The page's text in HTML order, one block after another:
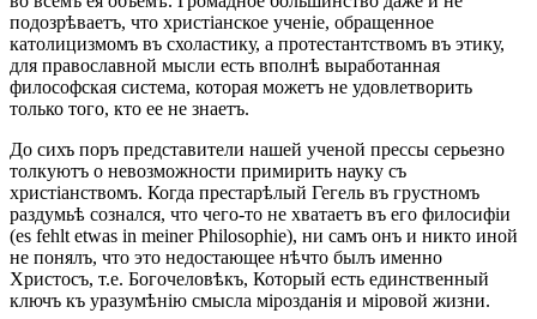
подозрѣваетъ, что христіанское ученіе, обращенное
католицизмомъ въ схоластику, а протестантствомъ въ этику,
для православной мысли есть вполнѣ выработанная
философская система, которая можетъ не удовлетворить
только того, кто ее не знаетъ.
До сихъ поръ представители нашей ученой прессы серьезно
толкуютъ о невозможности примирить науку съ
христіанствомъ. Когда престарѣлый Гегель въ грустномъ
раздумьѣ сознался, что чего-то не хватаетъ въ его филосифіи
(es fehlt etwas in meiner Philosophie), ни самъ онъ и никто иной
не понялъ, что это недостающее нѣчто былъ именно
Христосъ, т.е. Богочеловѣкъ, Который есть единственный
ключъ къ уразумѣнію смысла мірозданія и міровой жизни.